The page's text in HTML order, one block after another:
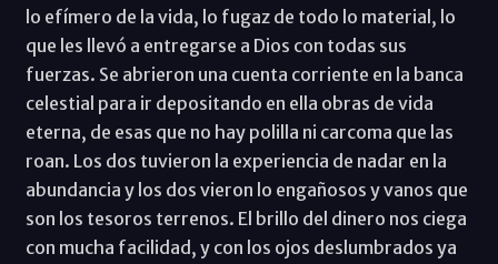
lo efímero de la vida, lo fugaz de todo lo material, lo
que les llevó a entregarse a Dios con todas sus
fuerzas. Se abrieron una cuenta corriente en la banca
celestial para ir depositando en ella obras de vida
eterna, de esas que no hay polilla ni carcoma que las
roan. Los dos tuvieron la experiencia de nadar en la
abundancia y los dos vieron lo engañosos y vanos que
son los tesoros terrenos. El brillo del dinero nos ciega
con mucha facilidad, y con los ojos deslumbrados ya